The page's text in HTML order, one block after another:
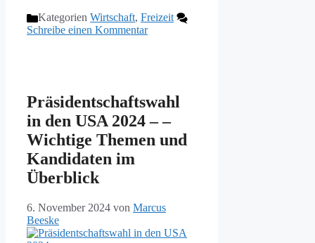
Kategorien Wirtschaft, Freizeit
Schreibe einen Kommentar
Präsidentschaftswahl
in den USA 2024 – –
Wichtige Themen und
Kandidaten im
Überblick
6. November 2024 von Marcus
Beeske